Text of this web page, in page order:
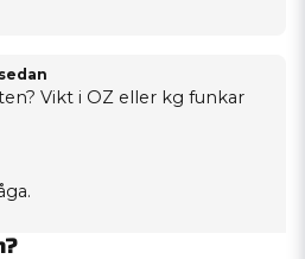
Vikt i OZ eller kg funkar
information om hur